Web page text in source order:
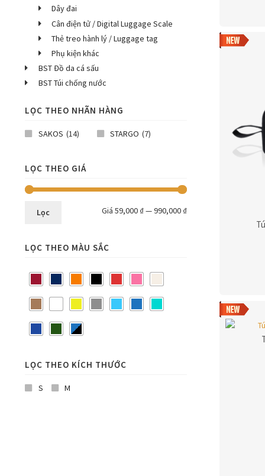
Dây đai
Cân điện tử / Digital Luggage Scale
Thẻ treo hành lý / Luggage tag
Phụ kiện khác
BST Đồ da cá sấu
BST Túi chống nước
LỌC THEO NHÃN HÀNG
SAKOS (14) STARGO (7)
LỌC THEO GIÁ
Lọc Giá 59,000 ₫—990,000 ₫
LỌC THEO MÀU SẮC
LỌC THEO KÍCH THƯỚC
S M